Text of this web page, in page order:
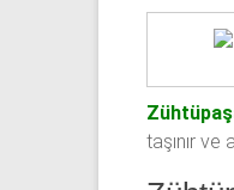
derin
dondurucu,
ve
kombi
alınır.
taşınır